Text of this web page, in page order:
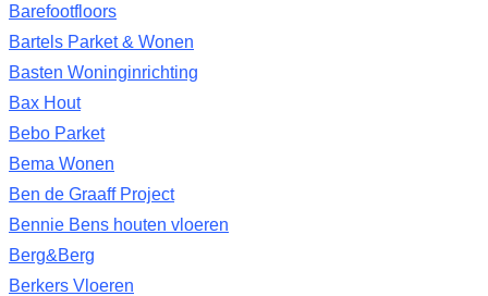
Barefootfloors
Bartels Parket & Wonen
Basten Woninginrichting
Bax Hout
Bebo Parket
Bema Wonen
Ben de Graaff Project
Bennie Bens houten vloeren
Berg&Berg
Berkers Vloeren